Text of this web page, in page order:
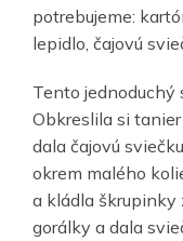
potrebujeme:
lepidlo, čajovú
Tento jednoduchý
Obkreslila si
dala čajovú
okrem malého
a kládla škrupinky
gorálky a dala